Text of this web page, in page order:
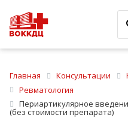
Главная Консультации
Ревматология
Периартикулярное
(без стоимости препарата)